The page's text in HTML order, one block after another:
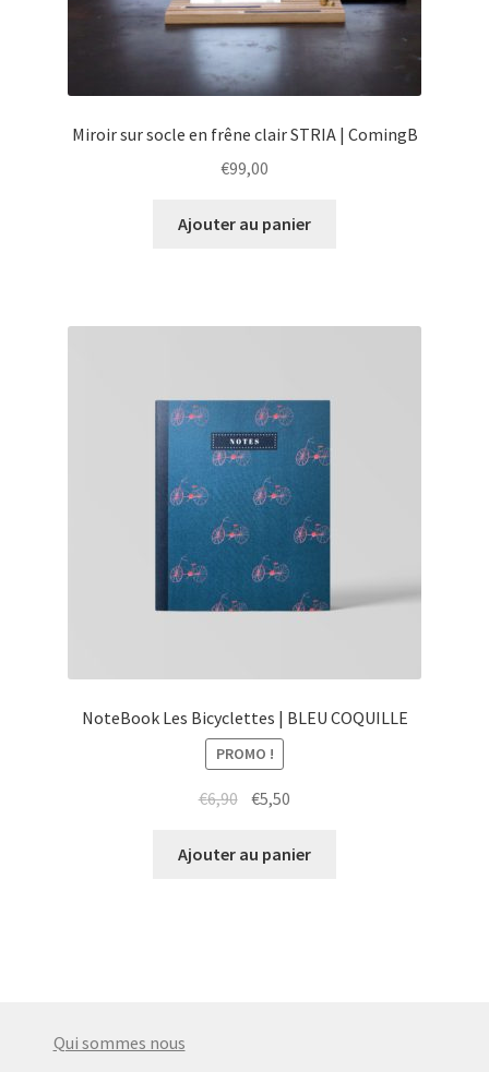
Miroir sur socle en frêne clair STRIA | ComingB
€99,00
Ajouter au panier
NoteBook Les Bicyclettes | BLEU COQUILLE
PROMO !
€6,90 Le
initial
€5,50
actuel
Ajouter au panier
Qui sommes nous